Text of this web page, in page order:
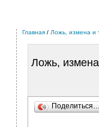
Главная / Ложь, измена и
Ложь,